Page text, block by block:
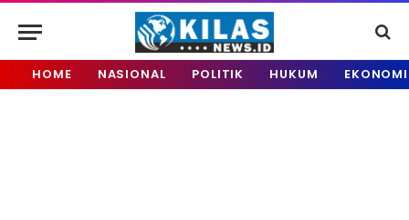
HOME NASIONAL POLITIK HUKUM EKONOMI